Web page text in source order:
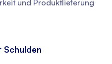
und Produktlieferung
Schulden